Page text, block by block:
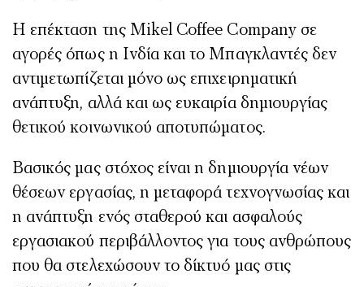
Η επέκταση της Mikel Coffee Company σε
αγορές όπως η Ινδία και το Μπαγκλαντές δεν
αντιμετωπίζεται μόνο ως επιχειρηματική
ανάπτυξη, αλλά και ως ευκαιρία δημιουργίας
θετικού κοινωνικού αποτυπώματος.
Βασικός μας στόχος είναι η δημιουργία νέων
θέσεων εργασίας, η μεταφορά τεχνογνωσίας και
η ανάπτυξη ενός σταθερού και ασφαλούς
εργασιακού περιβάλλοντος για τους ανθρώπους
που θα στελεχώσουν το δίκτυό μας στις